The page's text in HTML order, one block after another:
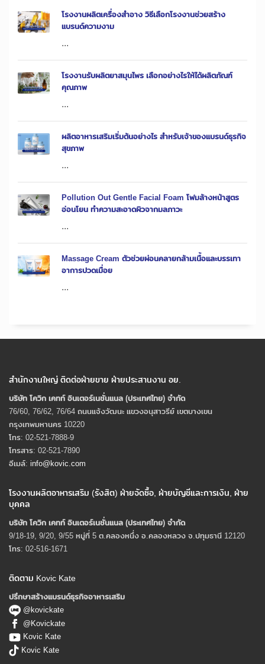
โรงงานผลิตเครื่องสำอาง วิธีเลือกโรงงานช่วยสร้าง
แบรนด์ความงาม
...
โรงงานรับผลิตยาสมุนไพร เลือกอย่างไรให้ได้ผลิตภัณฑ์
คุณภาพ
...
ผลิตอาหารเสริมเริ่มต้นอย่างไร สำหรับเจ้าของแบรนด์ธุรกิจ
สุขภาพ
...
Pollution Out Gentle Facial Foam โฟมล้างหน้าสูตร
อ่อนโยน ทำความสะอาดผิวจากมลภาวะ
...
Massage Cream ตัวช่วยผ่อนคลายกล้ามเนื้อและบรรเทา
อาการปวดเมื่อย
...
สำนักงานใหญ่ ติดต่อฝ่ายขาย ฝ่ายประสานงาน อย.
บริษัท โควิก เคทท์ อินเตอร์เนชั่นแนล (ประเทศไทย) จํากัด
76/60, 76/62, 76/64 ถนนแจ้งวัฒนะ แขวงอนุสาวรีย์ เขตบางเขน
กรุงเทพมหานคร 10220
โทร: 02-521-7888-9
โทรสาร: 02-521-7890
อีเมล์: info@kovic.com
โรงงานผลิตอาหารเสริม (รังสิต) ฝ่ายจัดซื้อ, ฝ่ายบัญชีและการเงิน, ฝ่าย
บุคคล
บริษัท โควิก เคทท์ อินเตอร์เนชั่นแนล (ประเทศไทย) จํากัด
9/18-19, 9/20, 9/55 หมู่ที่ 5 ต.คลองหนึ่ง อ.คลองหลวง จ.ปทุมธานี 12120
โทร: 02-516-1671
ติดตาม Kovic Kate
ปรึกษาสร้างแบรนด์ธุรกิจอาหารเสริม
@kovickate
@Kovickate
Kovic Kate
Kovic Kate